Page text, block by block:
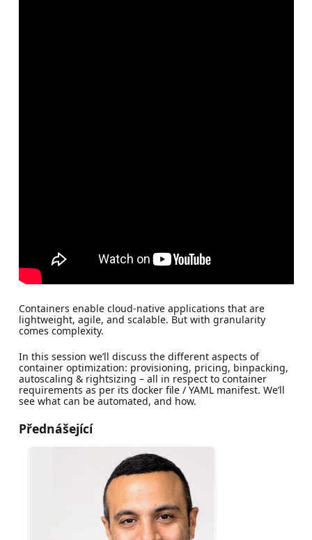
Containers enable cloud-native applications that are
lightweight, agile, and scalable. But with granularity
comes complexity.
In this session we’ll discuss the different aspects of
container optimization: provisioning, pricing, binpacking,
autoscaling & rightsizing – all in respect to container
requirements as per its docker file / YAML manifest. We’ll
see what can be automated, and how.
Přednášející